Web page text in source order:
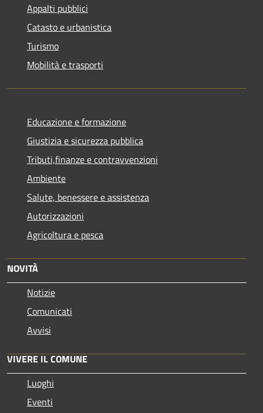
Appalti pubblici
Catasto e urbanistica
Turismo
Mobilità e trasporti
Educazione e formazione
Giustizia e sicurezza pubblica
Tributi,finanze e contravvenzioni
Ambiente
Salute, benessere e assistenza
Autorizzazioni
Agricoltura e pesca
NOVITÀ
Notizie
Comunicati
Avvisi
VIVERE IL COMUNE
Luoghi
Eventi